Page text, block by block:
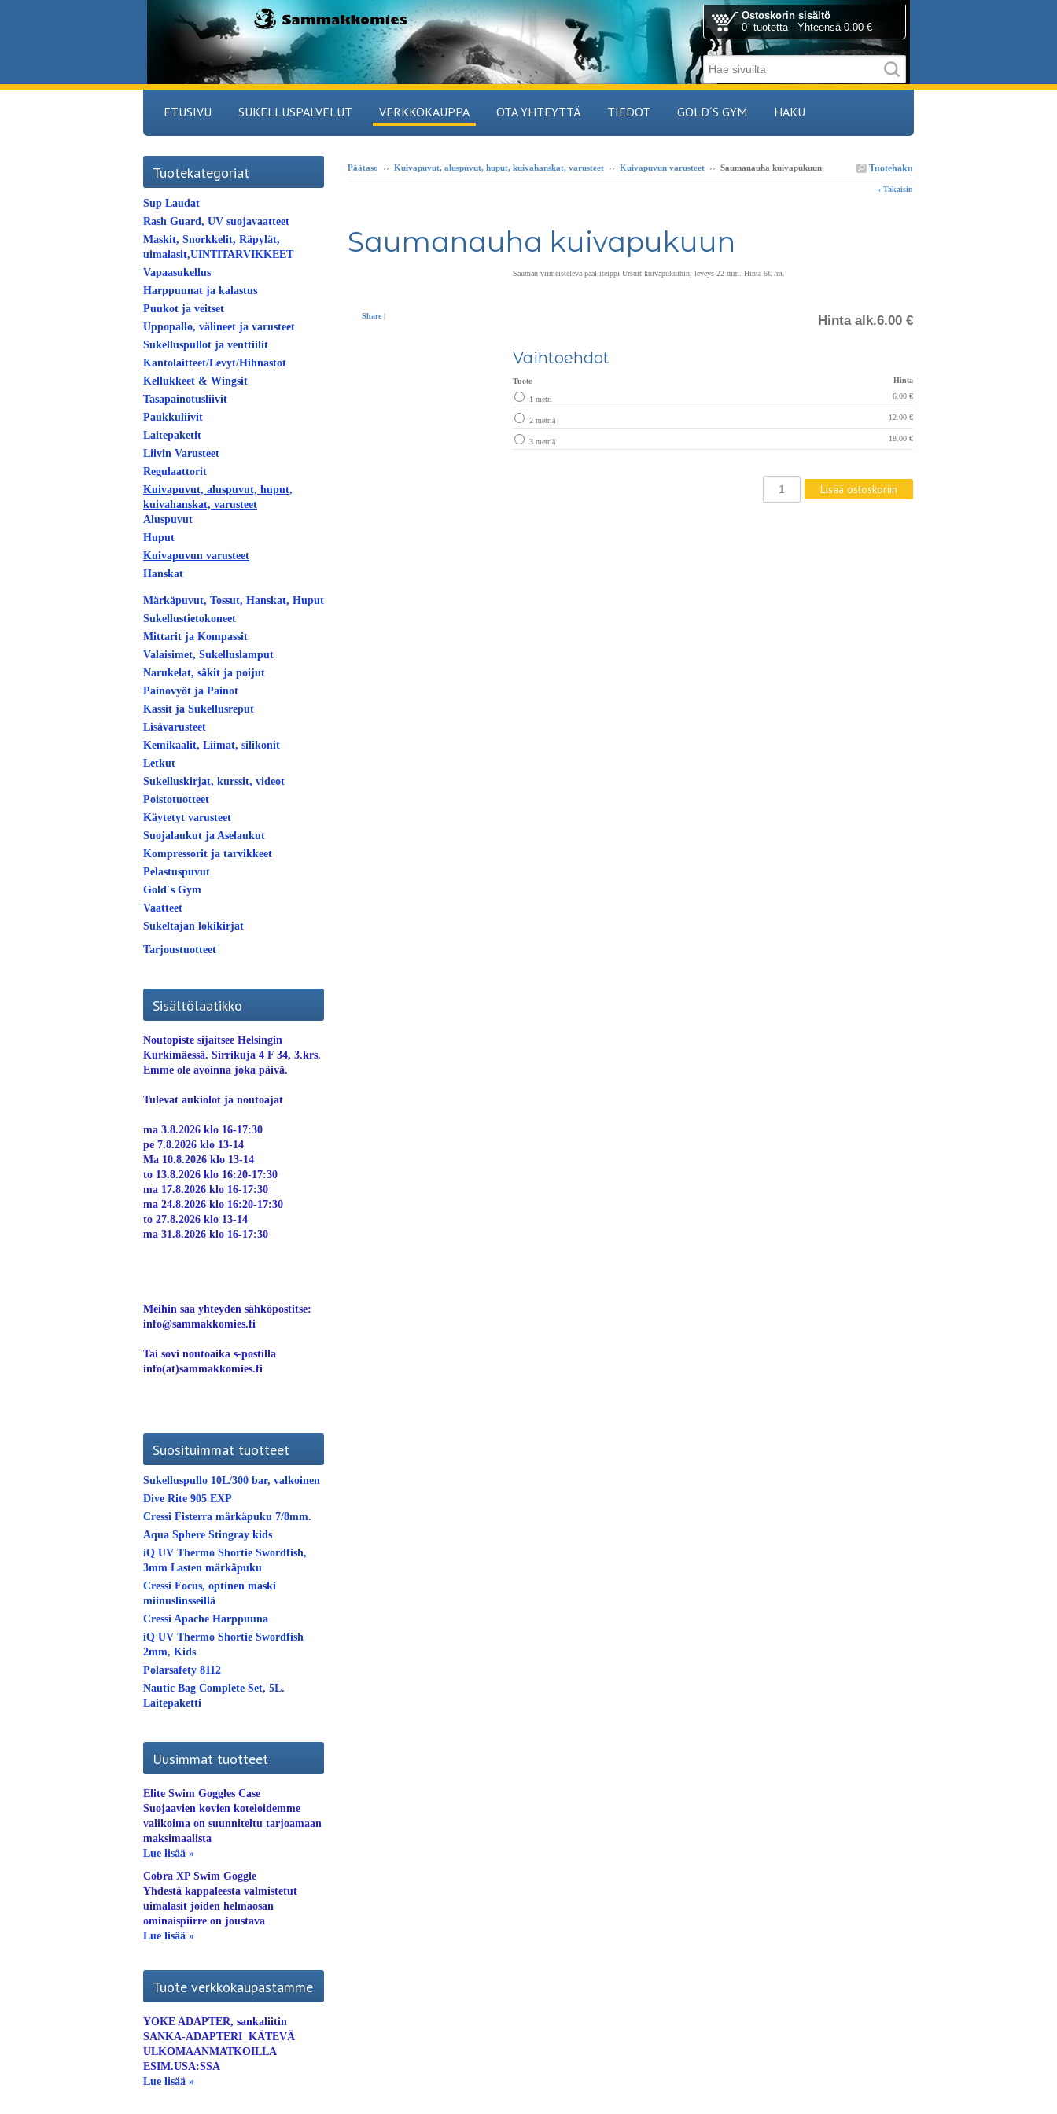
Ostoskorin sisältö
0 tuotetta - Yhteensä 0.00 €
ETUSIVU SUKELLUSPALVELUT VERKKOKAUPPA OTA YHTEYTTÄ TIEDOT GOLD´S GYM HAKU
Tuotehaku
Päätaso ›› Kuivapuvut, aluspuvut, huput, kuivahanskat, varusteet ›› Kuivapuvun varusteet ›› Saumanauha kuivapukuun
« Takaisin
Saumanauha kuivapukuun
Share |
Sauman viimeistelevä päälliteippi Ursuit kuivapukuihin, leveys 22 mm. Hinta 6€ /m.
Hinta alk.6.00 €
Vaihtoehdot
Tuote Hinta
1 metri 6.00 €
2 metriä 12.00 €
3 metriä 18.00 €
Tuotekategoriat
Sup Laudat
Rash Guard, UV suojavaatteet
Maskit, Snorkkelit, Räpylät,
uimalasit,UINTITARVIKKEET
Vapaasukellus
Harppuunat ja kalastus
Puukot ja veitset
Uppopallo, välineet ja varusteet
Sukelluspullot ja venttiilit
Kantolaitteet/Levyt/Hihnastot
Kellukkeet & Wingsit
Tasapainotusliivit
Paukkuliivit
Laitepaketit
Liivin Varusteet
Regulaattorit
Kuivapuvut, aluspuvut, huput,
kuivahanskat, varusteet
Aluspuvut
Huput
Kuivapuvun varusteet
Hanskat
Märkäpuvut, Tossut, Hanskat, Huput
Sukellustietokoneet
Mittarit ja Kompassit
Valaisimet, Sukelluslamput
Narukelat, säkit ja poijut
Painovyöt ja Painot
Kassit ja Sukellusreput
Lisävarusteet
Kemikaalit, Liimat, silikonit
Letkut
Sukelluskirjat, kurssit, videot
Poistotuotteet
Käytetyt varusteet
Suojalaukut ja Aselaukut
Kompressorit ja tarvikkeet
Pelastuspuvut
Gold´s Gym
Vaatteet
Sukeltajan lokikirjat
Tarjoustuotteet
Sisältölaatikko
Noutopiste sijaitsee Helsingin
Kurkimäessä. Sirrikuja 4 F 34, 3.krs.
Emme ole avoinna joka päivä.
Tulevat aukiolot ja noutoajat
ma 3.8.2026 klo 16-17:30
pe 7.8.2026 klo 13-14
Ma 10.8.2026 klo 13-14
to 13.8.2026 klo 16:20-17:30
ma 17.8.2026 klo 16-17:30
ma 24.8.2026 klo 16:20-17:30
to 27.8.2026 klo 13-14
ma 31.8.2026 klo 16-17:30
Meihin saa yhteyden sähköpostitse:
info@sammakkomies.fi
Tai sovi noutoaika s-postilla
info(at)sammakkomies.fi
Suosituimmat tuotteet
Sukelluspullo 10L/300 bar, valkoinen
Dive Rite 905 EXP
Cressi Fisterra märkäpuku 7/8mm.
Aqua Sphere Stingray kids
iQ UV Thermo Shortie Swordfish,
3mm Lasten märkäpuku
Cressi Focus, optinen maski
miinuslinsseillä
Cressi Apache Harppuuna
iQ UV Thermo Shortie Swordfish
2mm, Kids
Polarsafety 8112
Nautic Bag Complete Set, 5L.
Laitepaketti
Uusimmat tuotteet
Elite Swim Goggles Case
Suojaavien kovien koteloidemme
valikoima on suunniteltu tarjoamaan
maksimaalista
Lue lisää »
Cobra XP Swim Goggle
Yhdestä kappaleesta valmistetut
uimalasit joiden helmaosan
ominaispiirre on joustava
Lue lisää »
Tuote verkkokaupastamme
YOKE ADAPTER, sankaliitin
SANKA-ADAPTERI KÄTEVÄ
ULKOMAANMATKOILLA
ESIM.USA:SSA
Lue lisää »